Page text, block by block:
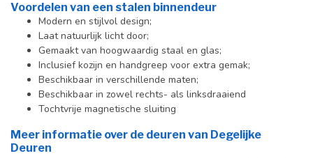
Voordelen van een stalen binnendeur
Modern en stijlvol design;
Laat natuurlijk licht door;
Gemaakt van hoogwaardig staal en glas;
Inclusief kozijn en handgreep voor extra gemak;
Beschikbaar in verschillende maten;
Beschikbaar in zowel rechts- als linksdraaiend
Tochtvrije magnetische sluiting
Meer informatie over de deuren van Degelijke
Deuren